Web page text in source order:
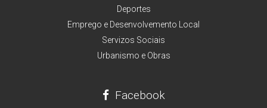
Deportes
Emprego e Desenvolvemento Local
Servizos Sociais
Urbanismo e Obras
Facebook